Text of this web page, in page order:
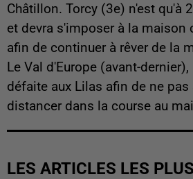
Châtillon. Torcy (3e) n'est qu'à
et devra s'imposer à la maison
afin de continuer à rêver de la
Le Val d'Europe (avant-
défaite aux Lilas afin de ne pas
distancer dans la course au
LES ARTICLES LES